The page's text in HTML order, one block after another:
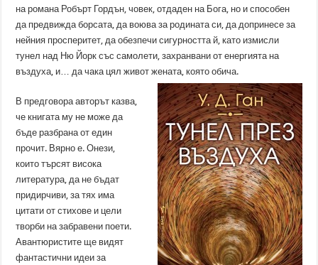
на романа Робърт Гордън, човек, отдаден на Бога, но и способен
да предвижда борсата, да воюва за родината си, да допринесе за
нейния просперитет, да обезпечи сигурността й, като измисли
тунел над Ню Йорк със самолети, захранвани от енергията на
въздуха, и… да чака цял живот жената, която обича.
В предговора авторът казва,
че книгата му не може да
бъде разбрана от един
прочит. Вярно е. Онези,
които търсят висока
литература, да не бъдат
придирчиви, за тях има
цитати от стихове и цели
творби на забравени поети.
Авантюристите ще видят
фантастични идеи за